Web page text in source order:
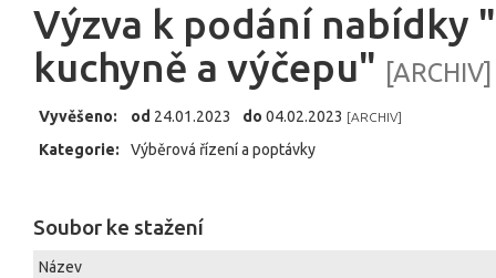
Výzva k podání nabídky
kuchyně a výčepu" [ARCHIV]
Vyvěšeno: od 24.01.2023 do 04.02.2023 [ARCHIV]
Kategorie: Výběrová řízení a poptávky
Soubor ke stažení
Název